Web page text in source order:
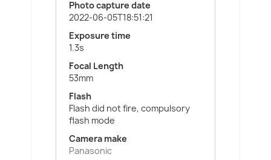
Photo capture date
2022-06-05T18:51:21
Exposure time
1.3s
Focal Length
53mm
Flash
Flash did not fire, compulsory
flash mode
Camera make
Panasonic